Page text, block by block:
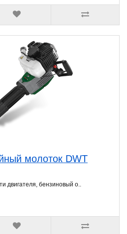
молоток DWT
двигателя, бензиновый о..